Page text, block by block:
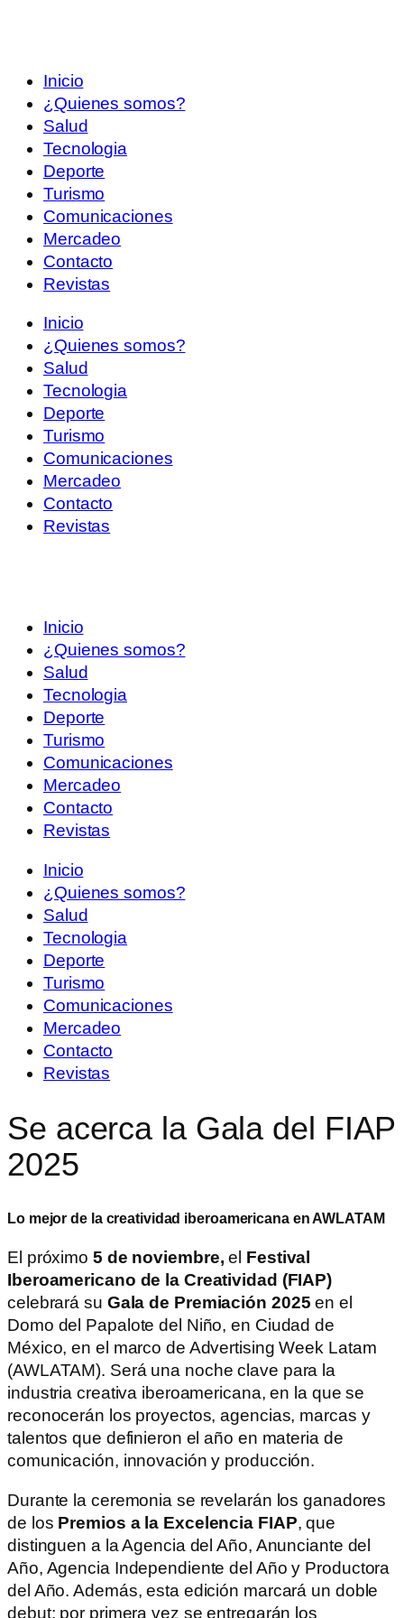
Inicio
¿Quienes somos?
Salud
Tecnologia
Deporte
Turismo
Comunicaciones
Mercadeo
Contacto
Revistas
Inicio
¿Quienes somos?
Salud
Tecnologia
Deporte
Turismo
Comunicaciones
Mercadeo
Contacto
Revistas
Inicio
¿Quienes somos?
Salud
Tecnologia
Deporte
Turismo
Comunicaciones
Mercadeo
Contacto
Revistas
Inicio
¿Quienes somos?
Salud
Tecnologia
Deporte
Turismo
Comunicaciones
Mercadeo
Contacto
Revistas
Se acerca la Gala del FIAP
2025
Lo mejor de la creatividad iberoamericana en AWLATAM
El próximo 5 de noviembre, el Festival
Iberoamericano de la Creatividad (FIAP)
celebrará su Gala de Premiación 2025 en el
Domo del Papalote del Niño, en Ciudad de
México, en el marco de Advertising Week Latam
(AWLATAM). Será una noche clave para la
industria creativa iberoamericana, en la que se
reconocerán los proyectos, agencias, marcas y
talentos que definieron el año en materia de
comunicación, innovación y producción.
Durante la ceremonia se revelarán los ganadores
de los Premios a la Excelencia FIAP, que
distinguen a la Agencia del Año, Anunciante del
Año, Agencia Independiente del Año y Productora
del Año. Además, esta edición marcará un doble
debut: por primera vez se entregarán los